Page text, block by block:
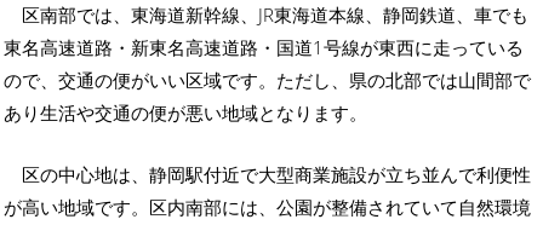
区南部では、東海道新幹線、JR東海道本線、静岡鉄道、車でも
東名高速道路・新東名高速道路・国道1号線が東西に走っている
ので、交通の便がいい区域です。ただし、県の北部では山間部で
あり生活や交通の便が悪い地域となります。
区の中心地は、静岡駅付近で大型商業施設が立ち並んで利便性
が高い地域です。区内南部には、公園が整備されていて自然環境